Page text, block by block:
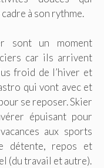
à son rythme.
sont un moment
car ils arrivent
froid de l’hiver et
qui vont avec et
se reposer. Skier
épuisant pour
aux sports
détente, repos et
(du travail et autre).